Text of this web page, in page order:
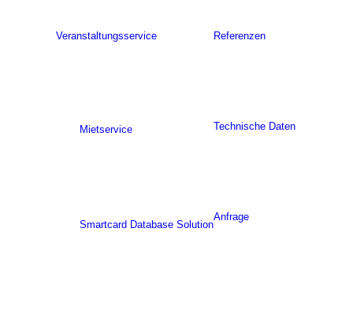
Veranstaltungsservice
Mietservice
Smartcard Database Solution
Referenzen
Technische Daten
Anfrage